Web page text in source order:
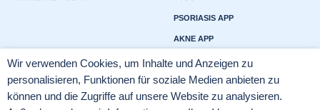
PSORIASIS APP
AKNE APP
KONTAKT SOCIAL MEDIA
Wir verwenden Cookies, um Inhalte und Anzeigen zu
personalisieren, Funktionen für soziale Medien anbieten zu
können und die Zugriffe auf unsere Website zu analysieren.